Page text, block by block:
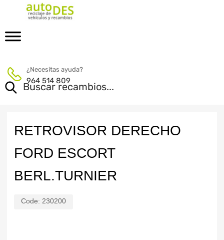
¿Necesitas ayuda?
964 514 809
RETROVISOR DERECHO
FORD ESCORT
BERL.TURNIER
Code: 230200